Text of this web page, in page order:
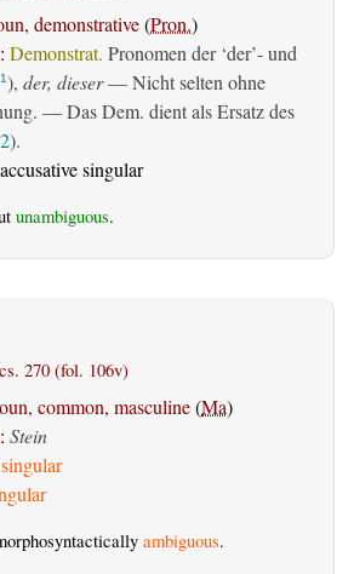
demonstrative(Pron.)
: Demonstrat. Pronomen der ‘der’- und
1), der, dieser— Nicht selten ohne
— Das Dem. dient als Ersatz des
).
singular
unambiguous.
270 (fol. 106v)
common, masculine(Ma)
: Stein
ambiguous.